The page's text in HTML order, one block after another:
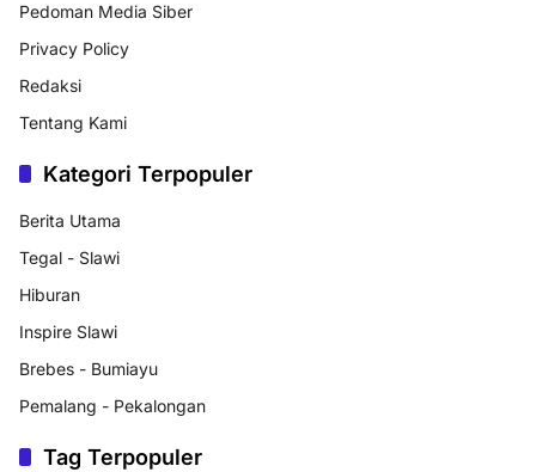
Pedoman Media Siber
Privacy Policy
Redaksi
Tentang Kami
Kategori Terpopuler
Berita Utama
Tegal - Slawi
Hiburan
Inspire Slawi
Brebes - Bumiayu
Pemalang - Pekalongan
Tag Terpopuler